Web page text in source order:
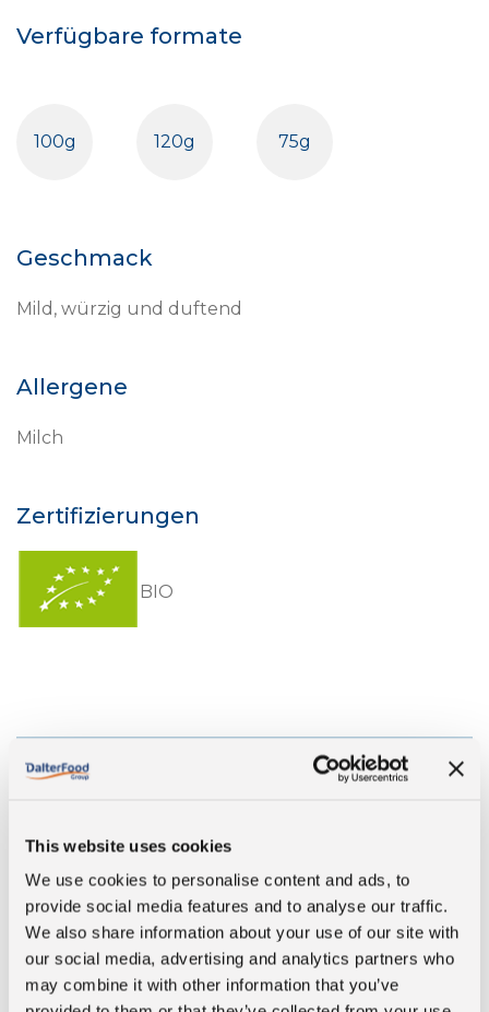
This website uses cookies
We use cookies to personalise content and ads, to
provide social media features and to analyse our traffic.
We also share information about your use of our site with
our social media, advertising and analytics partners who
may combine it with other information that you’ve
Verfügbare formate
100g 120g 75g
Geschmack
Mild, würzig und duftend
Allergene
Milch
Zertifizierungen
BIO
Durchschnittliche Nährwerte pro 100g
Energie 1671 kJ/402 kcal
Fett 30 g